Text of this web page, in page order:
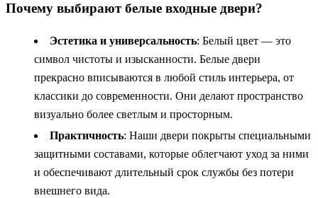
Почему выбирают белые входные двери?
Эстетика и универсальность: Белый цвет — это
символ чистоты и изысканности. Белые двери
прекрасно вписываются в любой стиль интерьера, от
классики до современности. Они делают пространство
визуально более светлым и просторным.
Практичность: Наши двери покрыты специальными
защитными составами, которые облегчают уход за ними
и обеспечивают длительный срок службы без потери
внешнего вида.